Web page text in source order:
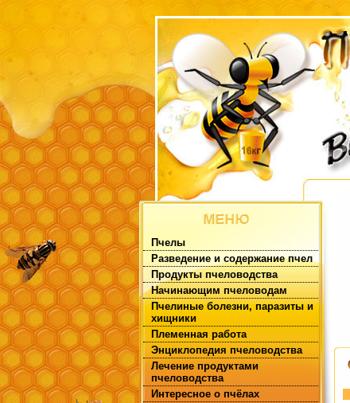
Пчелы
Разведение и содержание пчел
Продукты пчеловодства
Начинающим пчеловодам
Пчелиные болезни, паразиты и
хищники
Племенная работа
Энциклопедия пчеловодства
Лечение продуктами
пчеловодства
Интересное о пчёлах